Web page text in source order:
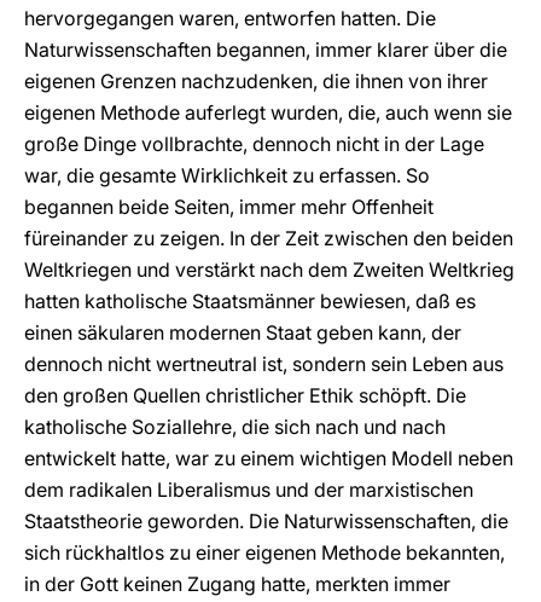
hervorgegangen waren, entworfen hatten. Die
Naturwissenschaften begannen, immer klarer über die
eigenen Grenzen nachzudenken, die ihnen von ihrer
eigenen Methode auferlegt wurden, die, auch wenn sie
große Dinge vollbrachte, dennoch nicht in der Lage
war, die gesamte Wirklichkeit zu erfassen. So
begannen beide Seiten, immer mehr Offenheit
füreinander zu zeigen. In der Zeit zwischen den beiden
Weltkriegen und verstärkt nach dem Zweiten Weltkrieg
hatten katholische Staatsmänner bewiesen, daß es
einen säkularen modernen Staat geben kann, der
dennoch nicht wertneutral ist, sondern sein Leben aus
den großen Quellen christlicher Ethik schöpft. Die
katholische Soziallehre, die sich nach und nach
entwickelt hatte, war zu einem wichtigen Modell neben
dem radikalen Liberalismus und der marxistischen
Staatstheorie geworden. Die Naturwissenschaften, die
sich rückhaltlos zu einer eigenen Methode bekannten,
in der Gott keinen Zugang hatte, merkten immer